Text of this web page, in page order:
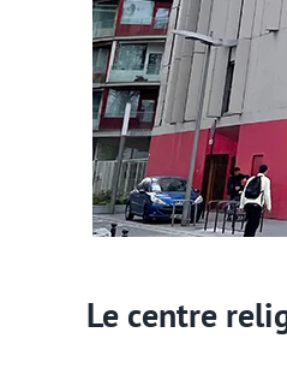
Le centre